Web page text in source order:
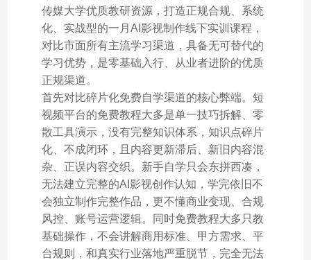
传媒大学优质教研资源，打造正规合规、系统
化、实战型的一月AI影视制作线下实训课程，
对比市面所有主流学习渠道，具备无可替代的
学习优势，是零基础入行、从业者进阶的优质
正规渠道。
首先对比碎片化免费自学渠道的核心弊端。短
视频平台的免费教程大多是单一技巧拆解、零
散工具演示，没有完整知识体系，知识点碎片
化、不成闭环，且内容更新滞后、新旧内容混
杂、正误内容交织。新手自学只会东拼西凑，
无法建立完整的AI影视创作认知，学完依旧不
会独立制作完整作品，更不懂商业变现、合规
风控、账号运营逻辑。同时免费教程大多只教
基础操作，不会讲解商用标准、甲方需求、平
台规则，和真实行业落地严重脱节，完全无法